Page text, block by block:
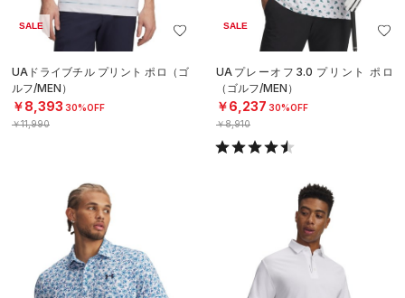
SALE
UAドライブチル プリント ポロ（ゴ
ルフ/MEN）
￥8,393 30%OFF
￥11,990
SALE
UAプレーオフ3.0 プリント ポロ
（ゴルフ/MEN）
￥6,237 30%OFF
￥8,910